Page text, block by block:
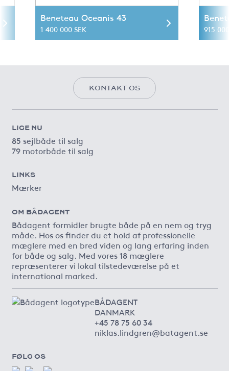
Beneteau Oceanis 43
1 400 000 SEK 915
KONTAKT OS
LIGE NU
85 sejlbåde til salg
79 motorbåde til salg
LINKS
Mærker
OM BÅDAGENT
Bådagent formidler brugte både på en nem og tryg
måde. Hos os finder du et hold af professionelle
mæglere med en bred viden og lang erfaring inden
for både og salg. Med vores 18 mæglere
repræsenterer vi lokal tilstedeværelse på et
international marked.
BÅDAGENT
DANMARK
+45 78 75 60 34
niklas.lindgren@batagent.se
FØLG OS